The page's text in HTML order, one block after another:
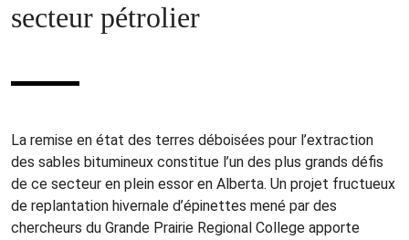
secteur pétrolier
La remise en état des terres déboisées pour l’extraction
des sables bitumineux constitue l’un des plus grands défis
de ce secteur en plein essor en Alberta. Un projet fructueux
de replantation hivernale d’épinettes mené par des
chercheurs du Grande Prairie Regional College apporte